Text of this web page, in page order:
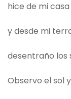
hice de mi
y desde mi
desentraño los
Observo el sol